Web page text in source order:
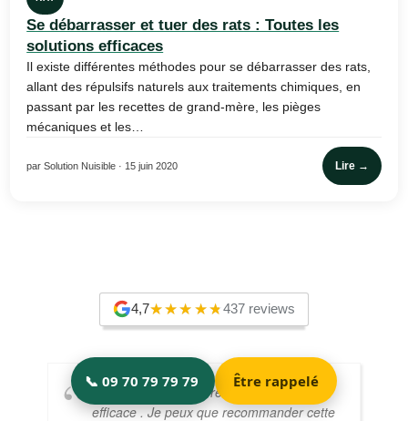
Se débarrasser et tuer des rats : Toutes les
solutions efficaces
Il existe différentes méthodes pour se débarrasser des rats,
allant des répulsifs naturels aux traitements chimiques, en
passant par les recettes de grand-mère, les pièges
mécaniques et les…
par Solution Nuisible · 15 juin 2020 Lire →
4,7 437 reviews
Très professionnel et
efficace . Je peux que recommander cette